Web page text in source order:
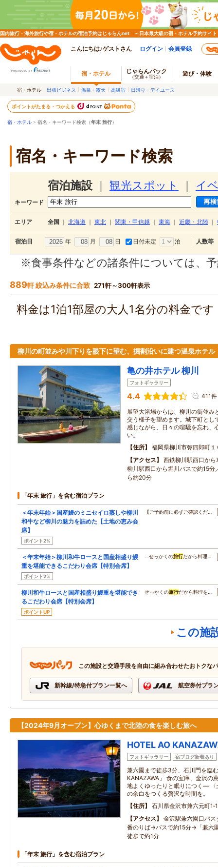
国内旅行・海外旅行や宿・ホテルの宿泊予約はじゃらんnet ～日本最大級の宿・ホテル予約サイト
こんにちは♪ゲストさん ログイン 会員登録
宿・ホテル じゃらんパック
（交通＋宿泊） 遊び・体験
宿・ホテル 出張ビジネス 温泉・露天 高級宿 日帰り・デイユース
ポイントがたまる・つかえる
宿・ホテル > 宿名・キーワード検索（年末 旅行）
宿名・キーワード検索
宿泊施設 観光スポット イ
キーワード
エリア 全国 北海道 東北 関東・甲信越 東海 近畿・北陸
宿泊日 年 月 日 日付未定 泊 人数等
※食事条件などの諸条件については、
889軒 絞込み条件に合致 271軒～300軒表示
料金は1泊1部屋の大人1名分の料金で
柳川の町並みや川下りを眼下に望む、掘割沿いに建つ温泉ホテル
亀の井ホテル 柳川
フォトギャラリー
4.4 411件
展望大浴場からは、柳川の街並み
交う様子を望めます。城下町とし
感じながら、日々の喧騒を忘れ、
い。
住所
福岡県柳川市弥四郎町１
アクセス
西鉄柳川駅西口か
柳川駅西口から堀川バスで約15分
ら約20分
「年末 旅行」を含む宿泊プラン
＜年末年始＞国産鰻のミニセイロ蒸しや柳川
和牛など柳川の魅力を詰めた【土地の恵み会
席】
ポイント2%
【ご予約前に必ずご確認くだ…
＜年末年始＞柳川和牛ロースと国産相盛り鰻
重を堪能できるこだわり会席【特別会席】
ポイント2%
…せっかくの旅行だから料理…
柳川和牛ロースと国産相盛り鰻重を堪能でき
るこだわり会席【特別会席】
ポイントUP
せっかくの旅行だから料理を…
この施
この施設と交通手段を自由に組み合わせたおトクな
新幹線/特急付プラン一覧へ 航空券付プラ
【2024年9月オープン】心ゆくまで北陸の食を楽しむ旅へ
HOTEL AO
フォトギャラリー 宿ブログ新着あり
兼六園まで徒歩3分、石川門を臨
KANAZAWA」 食の宝庫、金沢の
地よくゆったりと眠りにつく― 〈
の余白をつくる贅沢な時間を。
住所
石川県金沢市兼六元町1‐1
アクセス
金沢駅兼六園口バ
番のりば→バスで約15分→「兼六
徒歩で約1分
「年末 旅行」を含む宿泊プラン